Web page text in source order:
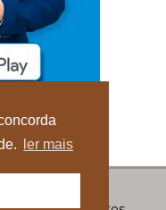
ler mais